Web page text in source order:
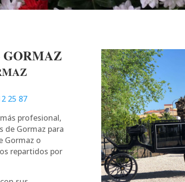
GORMAZ
25 87
profesional,
de Gormaz para
Gormaz o
repartidos por